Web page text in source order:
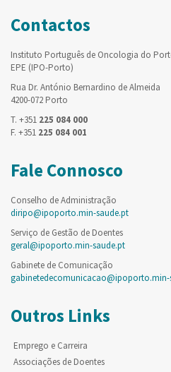
Contactos
Instituto Português de Oncologia do
EPE (IPO-Porto)
Rua Dr. António Bernardino de Almeida
4200-072 Porto
T. +351 225 084 000
F. +351 225 084 001
Fale Connosco
Conselho de Administração
diripo@ipoporto.min-saude.pt
Serviço de Gestão de Doentes
geral@ipoporto.min-saude.pt
Gabinete de Comunicação
gabinetedecomunicacao@ipoporto.min-
Outros Links
Emprego e Carreira
Associações de Doentes